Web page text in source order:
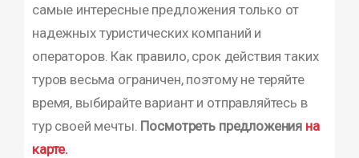
самые интересные предложения только от
надежных туристических компаний и
операторов. Как правило, срок действия таких
туров весьма ограничен, поэтому не теряйте
время, выбирайте вариант и отправляйтесь в
тур своей мечты. Посмотреть предложения на
карте.